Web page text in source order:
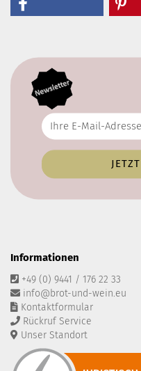
Informationen
+49 (0) 9441 / 176 22 33
info@brot-und-wein.eu
Kontaktformular
Rückruf Service
Unser Standort